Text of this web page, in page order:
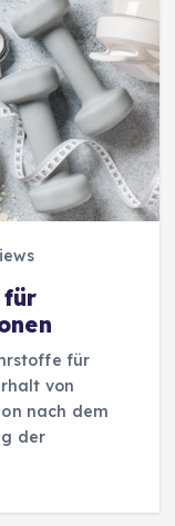
für
für
von
nach dem
der